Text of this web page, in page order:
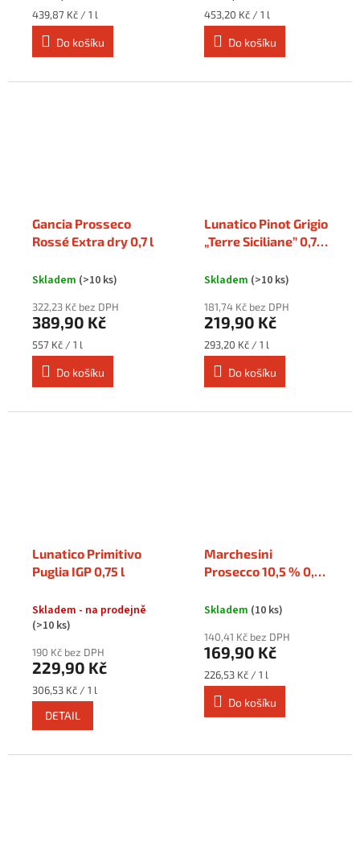
Měrná
cena:
439,87 Kč / 1 l
Do košíku
Měrná
cena:
453,20 Kč / 1 l
Do košíku
Gancia Prosseco
Rossé Extra dry 0,7 l
Skladem (>10 ks)
322,23 Kč bez DPH
389,90 Kč
Měrná
cena:
557 Kč / 1 l
Do košíku
Lunatico Pinot Grigio
„Terre Siciliane” 0,75
Skladem (>10 ks)
181,74 Kč bez DPH
219,90 Kč
Měrná
cena:
293,20 Kč / 1 l
Do košíku
Lunatico Primitivo
Puglia IGP 0,75 l
Skladem - na prodejně
(>10 ks)
190 Kč bez DPH
229,90 Kč
Měrná
cena:
306,53 Kč / 1 l
DETAIL
Marchesini
Prosecco 10,5 % 0,75
Skladem (10 ks)
140,41 Kč bez DPH
169,90 Kč
Měrná
cena:
226,53 Kč / 1 l
Do košíku